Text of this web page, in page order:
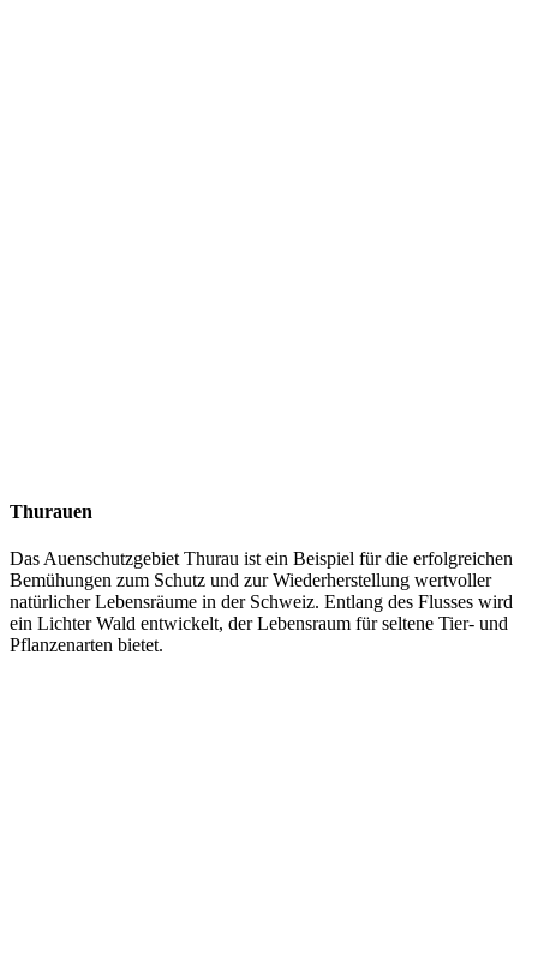
Thurauen
Das Auenschutzgebiet Thurau ist ein Beispiel für die erfolgreichen
Bemühungen zum Schutz und zur Wiederherstellung wertvoller
natürlicher Lebensräume in der Schweiz. Entlang des Flusses wird
ein Lichter Wald entwickelt, der Lebensraum für seltene Tier- und
Pflanzenarten bietet.